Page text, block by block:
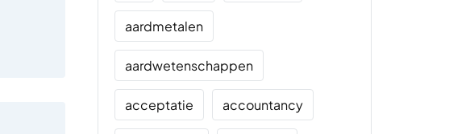
aardmetalen
aardwetenschappen
acceptatie accountancy